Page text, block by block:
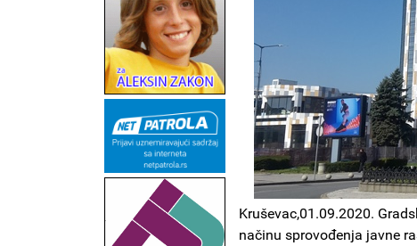
Kruševac,01.09.2020.
načinu sprovođenja javne